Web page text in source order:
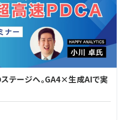
テージへ。GA4×生成AIで実